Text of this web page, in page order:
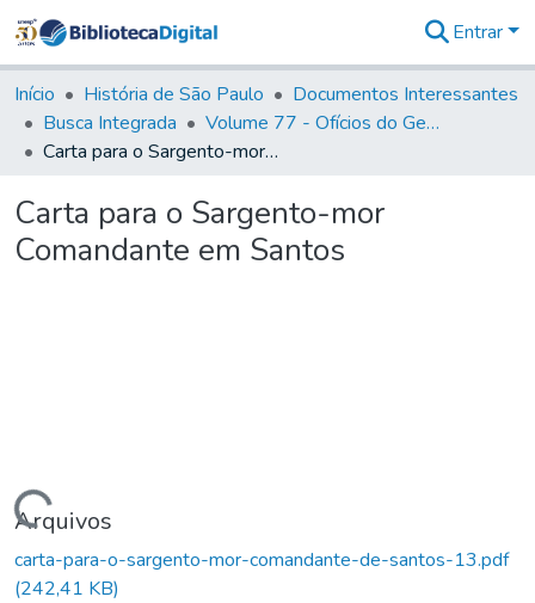
&
Coleções
Tudo na
Biblioteca
Estatísticas
Entrar
Início História de São Paulo
Documentos Interessantes
Busca Integrada
Volume 77 - Ofícios do General Martim Lopes Lobo de Saldanha (Governador da Capitania): 1776-1777
Carta para o Sargento-mor Comandante em Santos
Carta para o Sargento-mor
Comandante em Santos
Carregando...
Arquivos
carta-para-o-sargento-mor-comandante-de-santos-13.pdf
(242,41 KB)